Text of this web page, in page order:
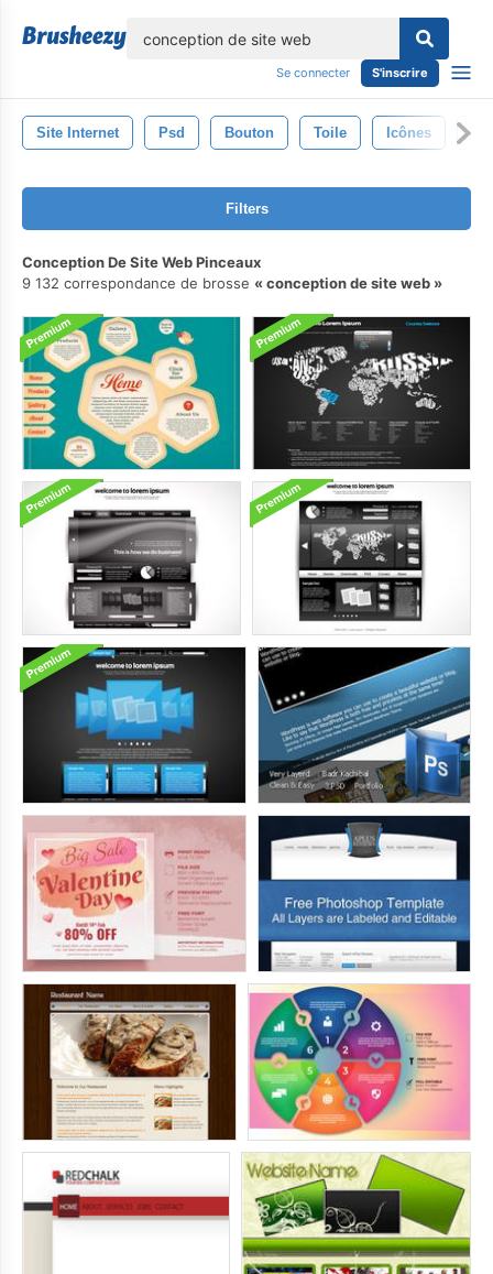
Se connecter S'inscrire
Site Internet Psd Bouton Toile Icônes
Filters
Conception De Site Web Pinceaux
9 132 correspondance de brosse
conception de site web